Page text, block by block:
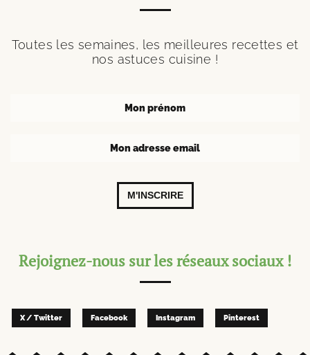
Toutes les semaines, les meilleures recettes et
nos astuces cuisine !
M'INSCRIRE
Rejoignez-nous sur les réseaux sociaux !
X / Twitter Facebook Instagram Pinterest